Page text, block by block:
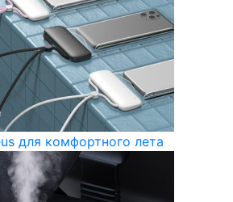
для комфортного лета